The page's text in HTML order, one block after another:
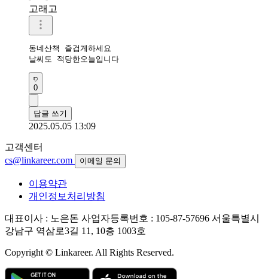
고래고
동네산책 즐겁게하세요
날씨도 적당한오늘입니다
0
답글 쓰기
2025.05.05 13:09
고객센터
cs@linkareer.com
이메일 문의
이용약관
개인정보처리방침
대표이사 : 노은돈 사업자등록번호 : 105-87-57696 서울특별시
강남구 역삼로3길 11, 10층 1003호
Copyright © Linkareer. All Rights Reserved.